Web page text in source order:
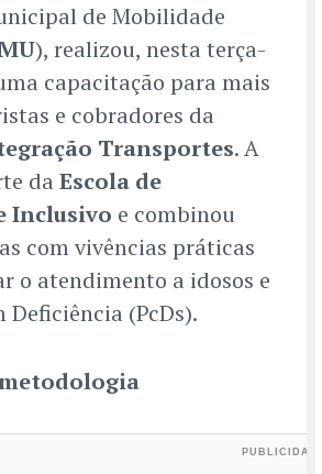
de Mobilidade
), realizou, nesta terça-
capacitação para mais
e cobradores da
Transportes. A
da Escola de
Inclusivo e combinou
com vivências práticas
o atendimento a idosos e
Deficiência (PcDs).